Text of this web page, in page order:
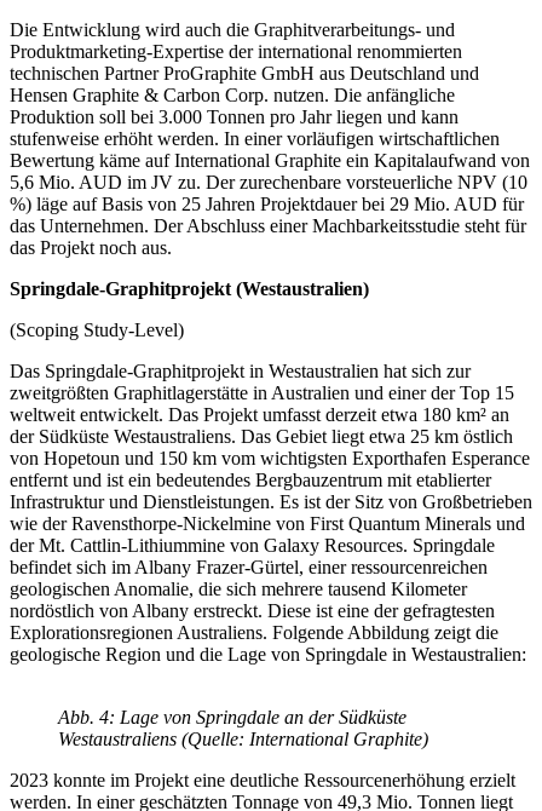
Die Entwicklung wird auch die Graphitverarbeitungs- und
Produktmarketing-Expertise der international renommierten
technischen Partner ProGraphite GmbH aus Deutschland und
Hensen Graphite & Carbon Corp. nutzen. Die anfängliche
Produktion soll bei 3.000 Tonnen pro Jahr liegen und kann
stufenweise erhöht werden. In einer vorläufigen wirtschaftlichen
Bewertung käme auf International Graphite ein Kapitalaufwand von
5,6 Mio. AUD im JV zu. Der zurechenbare vorsteuerliche NPV (10
%) läge auf Basis von 25 Jahren Projektdauer bei 29 Mio. AUD für
das Unternehmen. Der Abschluss einer Machbarkeitsstudie steht für
das Projekt noch aus.
Springdale-Graphitprojekt (Westaustralien)
(Scoping Study-Level)
Das Springdale-Graphitprojekt in Westaustralien hat sich zur
zweitgrößten Graphitlagerstätte in Australien und einer der Top 15
weltweit entwickelt. Das Projekt umfasst derzeit etwa 180 km² an
der Südküste Westaustraliens. Das Gebiet liegt etwa 25 km östlich
von Hopetoun und 150 km vom wichtigsten Exporthafen Esperance
entfernt und ist ein bedeutendes Bergbauzentrum mit etablierter
Infrastruktur und Dienstleistungen. Es ist der Sitz von Großbetrieben
wie der Ravensthorpe-Nickelmine von First Quantum Minerals und
der Mt. Cattlin-Lithiummine von Galaxy Resources. Springdale
befindet sich im Albany Frazer-Gürtel, einer ressourcenreichen
geologischen Anomalie, die sich mehrere tausend Kilometer
nordöstlich von Albany erstreckt. Diese ist eine der gefragtesten
Explorationsregionen Australiens. Folgende Abbildung zeigt die
geologische Region und die Lage von Springdale in Westaustralien:
Abb. 4: Lage von Springdale an der Südküste
Westaustraliens (Quelle: International Graphite)
2023 konnte im Projekt eine deutliche Ressourcenerhöhung erzielt
werden. In einer geschätzten Tonnage von 49,3 Mio. Tonnen liegt